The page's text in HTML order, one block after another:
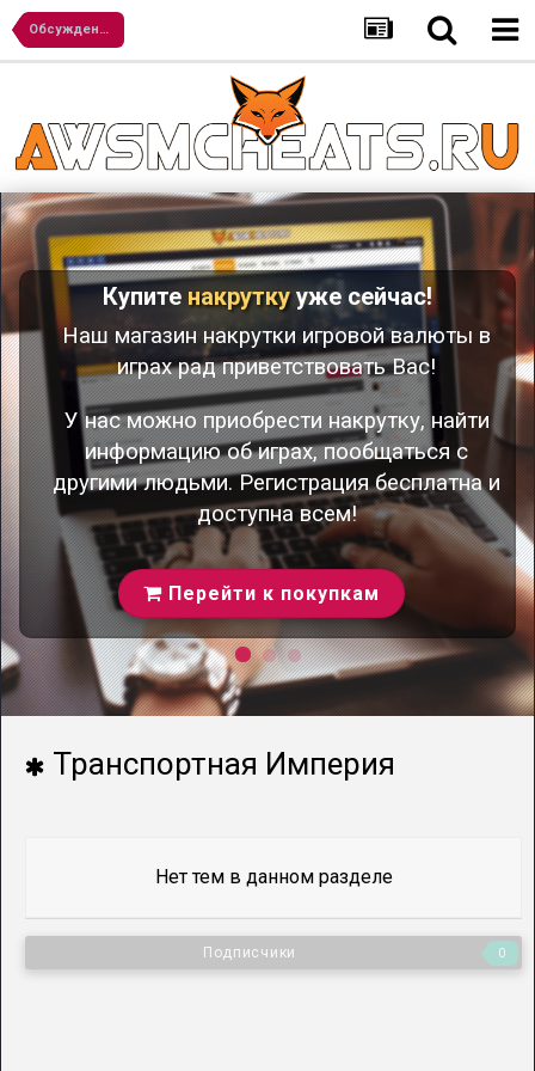
Обсуждение игр
Купите накруткууже сейчас!
Наш магазин накрутки игровой валюты в
играх рад приветствовать Вас!
У нас можно приобрести накрутку, найти
информацию об играх, пообщаться с
другими людьми. Регистрация бесплатна и
доступна всем!
Перейти к покупкам
Транспортная Империя
Нет тем в данном разделе
Подписчики 0